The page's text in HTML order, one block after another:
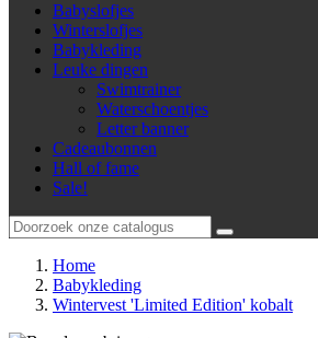
Babyslofjes
Winterslofjes
Babykleding
Leuke dingen
Swimtrainer
Waterschoentjes
Letter banner
Cadeaubonnen
Hall of fame
Sale!
Home
Babykleding
Wintervest 'Limited Edition' kobalt